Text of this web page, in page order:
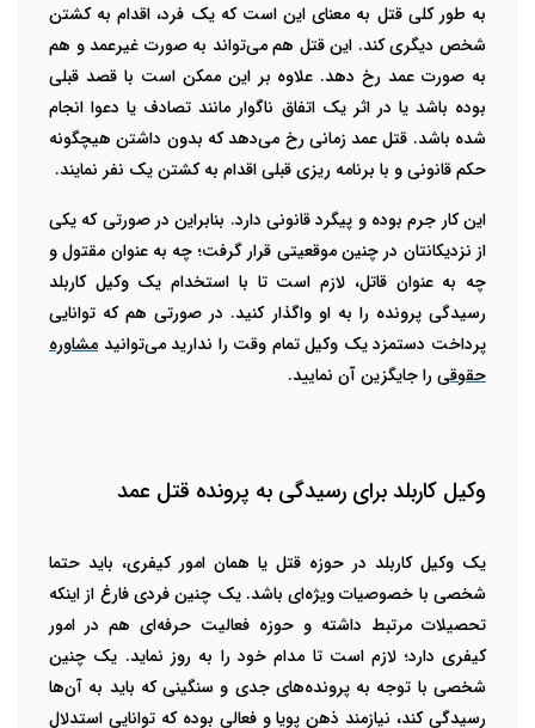
به طور کلی قتل به معنای این است که یک فرد، اقدام به کشتن
شخص دیگری کند. این قتل هم می‌تواند به صورت غیرعمد و هم
به صورت عمد رخ دهد. علاوه بر این ممکن است با قصد قبلی
بوده باشد یا در اثر یک اتفاق ناگوار مانند تصادف یا دعوا انجام
شده باشد. قتل عمد زمانی رخ می‌دهد که بدون داشتن هیچگونه
حکم قانونی و با برنامه ریزی قبلی اقدام به کشتن یک نفر نمایند.
این کار جرم بوده و پیگرد قانونی دارد. بنابراین در صورتی که یکی
از نزدیکانتان در چنین موقعیتی قرار گرفت؛ چه به عنوان مقتول و
چه به عنوان قاتل، لازم است تا با استخدام یک وکیل کاربلد
رسیدگی پرونده را به او واگذار کنید. در صورتی هم که توانایی
پرداخت دستمزد یک وکیل تمام وقت را ندارید می‌توانید مشاوره
حقوقیرا جایگزین آن نمایید.
وکیل کاربلد برای رسیدگی به پرونده قتل عمد
یک وکیل کاربلد در حوزه قتل یا همان امور کیفری، باید حتما
شخصی با خصوصیات ویژه‌ای باشد. یک چنین فردی فارغ از اینکه
تحصیلات مرتبط داشته و حوزه فعالیت حرفه‌ای هم در امور
کیفری دارد؛ لازم است تا مدام خود را به روز نماید. یک چنین
شخصی با توجه به پرونده‌های جدی و سنگینی که باید به آن‌ها
رسیدگی کند، نیازمند ذهن پویا و فعالی بوده که توانایی استدلال